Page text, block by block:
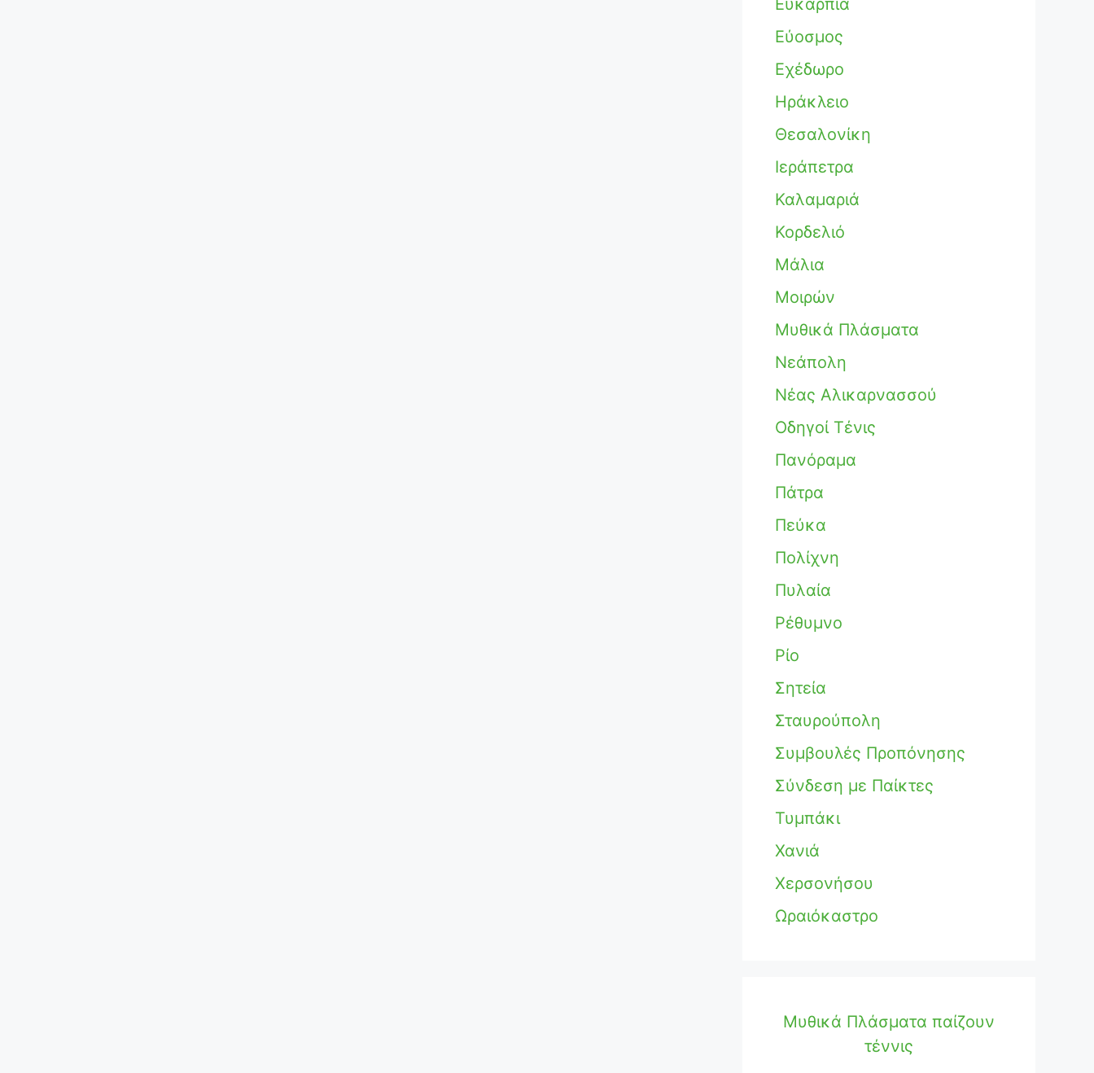
Ευκαρπία
Εύοσμος
Εχέδωρο
Ηράκλειο
Θεσαλονίκη
Ιεράπετρα
Καλαμαριά
Κορδελιό
Μάλια
Μοιρών
Μυθικά Πλάσματα
Νεάπολη
Νέας Αλικαρνασσού
Οδηγοί Τένις
Πανόραμα
Πάτρα
Πεύκα
Πολίχνη
Πυλαία
Ρέθυμνο
Ρίο
Σητεία
Σταυρούπολη
Συμβουλές Προπόνησης
Σύνδεση με Παίκτες
Τυμπάκι
Χανιά
Χερσονήσου
Ωραιόκαστρο
Μυθικά Πλάσματα παίζουν
τέννις